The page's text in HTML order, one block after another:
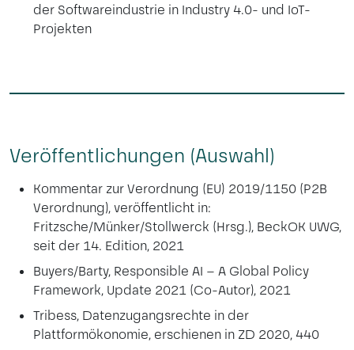
der Softwareindustrie in Industry 4.0- und IoT-
Projekten
Veröffentlichungen (Auswahl)
Kommentar zur Verordnung (EU) 2019/1150 (P2B
Verordnung), veröffentlicht in:
Fritzsche/Münker/Stollwerck (Hrsg.), BeckOK UWG,
seit der 14. Edition, 2021
Buyers/Barty, Responsible AI – A Global Policy
Framework, Update 2021 (Co-Autor), 2021
Tribess, Datenzugangsrechte in der
Plattformökonomie, erschienen in ZD 2020, 440